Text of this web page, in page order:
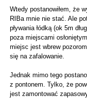
Wtedy postanowiłem, że
RIBa mnie nie stać. Ale
pływania łódką (ok 5m
poza miejscami
miejsc jest wbrew
się na zafalowanie.
Jednak mimo tego
z pontonem. Tylko, że
jest zamontować